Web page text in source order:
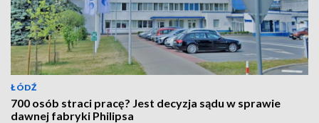
ŁÓDŹ
700 osób straci pracę? Jest decyzja sądu w sprawie
dawnej fabryki Philipsa